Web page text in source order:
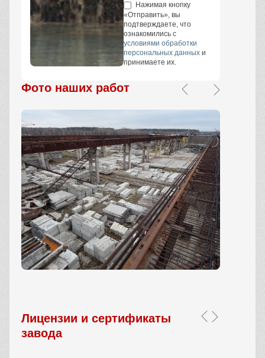
Нажимая кнопку
«Отправить», вы
подтверждаете, что
ознакомились с
условиями обработки
персональных данных и
принимаете их.
Фото наших работ
Лицензии и сертификаты
завода